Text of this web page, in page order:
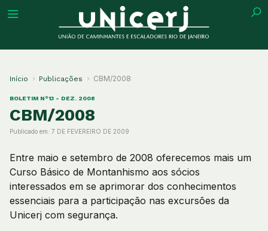
Início Publicações CBM/2008
BOLETIM N°13 - DEZ. 2008
CBM/2008
Publicado em: 7 DE FEVEREIRO DE 2009
Entre maio e setembro de 2008 oferecemos mais um
Curso Básico de Montanhismo aos sócios
interessados em se aprimorar dos conhecimentos
essenciais para a participação nas excursões da
Unicerj com segurança.